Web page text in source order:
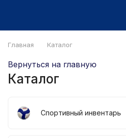
Главная Каталог
Вернуться на главную
Каталог
Спортивный инвентарь